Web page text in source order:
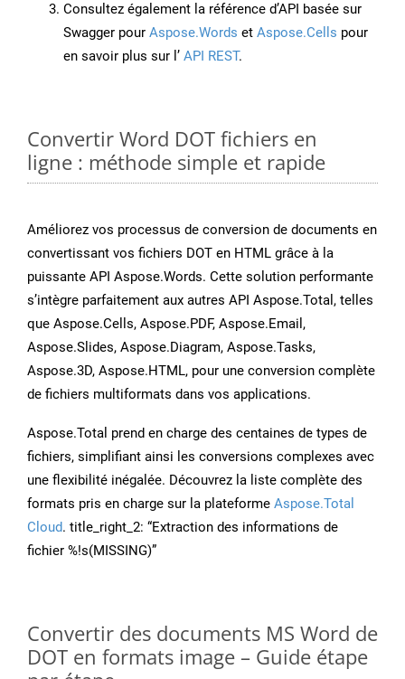
Consultez également la référence d’API basée sur
Swagger pour Aspose.Words et Aspose.Cells pour
en savoir plus sur l’ API REST.
Convertir Word DOT fichiers en
ligne : méthode simple et rapide
Améliorez vos processus de conversion de documents en
convertissant vos fichiers DOT en HTML grâce à la
puissante API Aspose.Words. Cette solution performante
s’intègre parfaitement aux autres API Aspose.Total, telles
que Aspose.Cells, Aspose.PDF, Aspose.Email,
Aspose.Slides, Aspose.Diagram, Aspose.Tasks,
Aspose.3D, Aspose.HTML, pour une conversion complète
de fichiers multiformats dans vos applications.
Aspose.Total prend en charge des centaines de types de
fichiers, simplifiant ainsi les conversions complexes avec
une flexibilité inégalée. Découvrez la liste complète des
formats pris en charge sur la plateforme Aspose.Total
Cloud. title_right_2: “Extraction des informations de
fichier %!s(MISSING)”
Convertir des documents MS Word de
DOT en formats image – Guide étape